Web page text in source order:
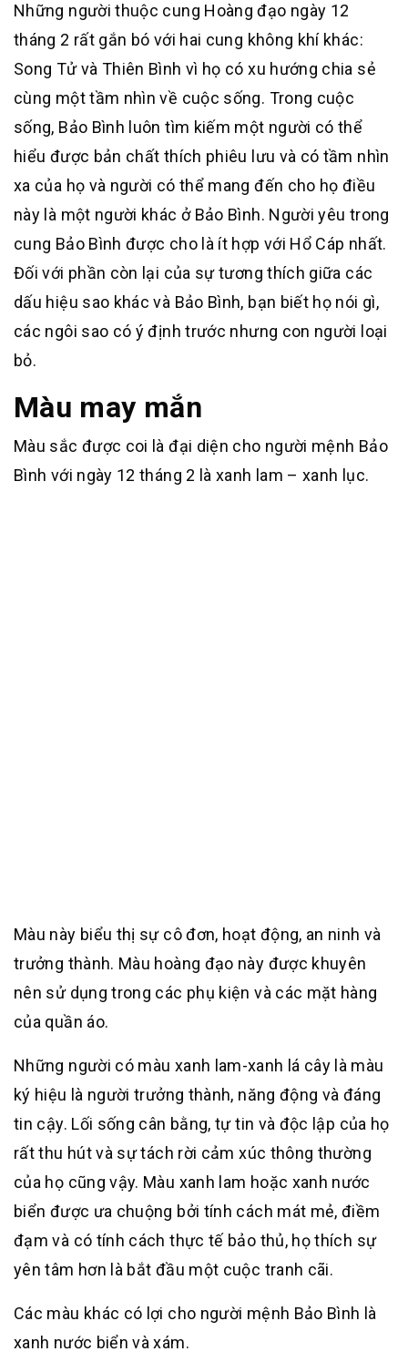
Những người thuộc cung Hoàng đạo ngày 12
tháng 2 rất gắn bó với hai cung không khí khác:
Song Tử và Thiên Bình vì họ có xu hướng chia sẻ
cùng một tầm nhìn về cuộc sống. Trong cuộc
sống, Bảo Bình luôn tìm kiếm một người có thể
hiểu được bản chất thích phiêu lưu và có tầm nhìn
xa của họ và người có thể mang đến cho họ điều
này là một người khác ở Bảo Bình. Người yêu trong
cung Bảo Bình được cho là ít hợp với Hổ Cáp nhất.
Đối với phần còn lại của sự tương thích giữa các
dấu hiệu sao khác và Bảo Bình, bạn biết họ nói gì,
các ngôi sao có ý định trước nhưng con người loại
bỏ.
Màu may mắn
Màu sắc được coi là đại diện cho người mệnh Bảo
Bình với ngày 12 tháng 2 là xanh lam – xanh lục.
Màu này biểu thị sự cô đơn, hoạt động, an ninh và
trưởng thành. Màu hoàng đạo này được khuyên
nên sử dụng trong các phụ kiện và các mặt hàng
của quần áo.
Những người có màu xanh lam-xanh lá cây là màu
ký hiệu là người trưởng thành, năng động và đáng
tin cậy. Lối sống cân bằng, tự tin và độc lập của họ
rất thu hút và sự tách rời cảm xúc thông thường
của họ cũng vậy. Màu xanh lam hoặc xanh nước
biển được ưa chuộng bởi tính cách mát mẻ, điềm
đạm và có tính cách thực tế bảo thủ, họ thích sự
yên tâm hơn là bắt đầu một cuộc tranh cãi.
Các màu khác có lợi cho người mệnh Bảo Bình là
xanh nước biển và xám.